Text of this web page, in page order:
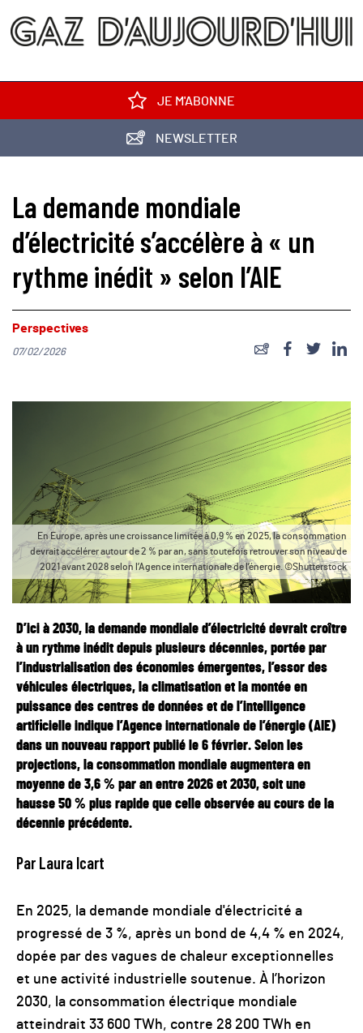
JE M'ABONNE
NEWSLETTER
La demande mondiale
d’électricité s’accélère à « un
rythme inédit » selon l’AIE
Perspectives
07/02/2026
En Europe, après une croissance limitée à 0,9 % en 2025, la consommation
devrait accélérer autour de 2 % par an, sans toutefois retrouver son niveau de
2021 avant 2028 selon l’Agence internationale de l’énergie. ©Shutterstock
D’ici à 2030, la demande mondiale d’électricité devrait croître
à un rythme inédit depuis plusieurs décennies, portée par
l’industrialisation des économies émergentes, l’essor des
véhicules électriques, la climatisation et la montée en
puissance des centres de données et de l’intelligence
artificielle indique l’Agence internationale de l’énergie (AIE)
dans un nouveau rapport publié le 6 février. Selon les
projections, la consommation mondiale augmentera en
moyenne de 3,6 % par an entre 2026 et 2030, soit une
hausse 50 % plus rapide que celle observée au cours de la
décennie précédente.
Par Laura Icart
En 2025, la demande mondiale d'électricité a
progressé de 3 %, après un bond de 4,4 % en 2024,
dopée par des vagues de chaleur exceptionnelles
et une activité industrielle soutenue. À l’horizon
2030, la consommation électrique mondiale
atteindrait 33 600 TWh, contre 28 200 TWh en